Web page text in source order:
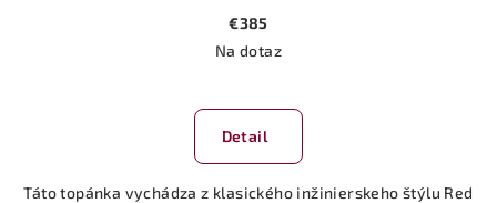
€385
Na dotaz
Detail
Táto topánka vychádza z klasického inžinierskeho štýlu Red